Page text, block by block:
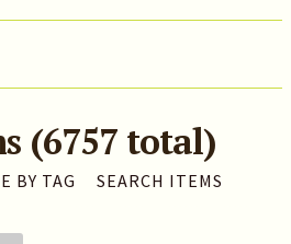
(6757 total)
BY TAG SEARCH ITEMS